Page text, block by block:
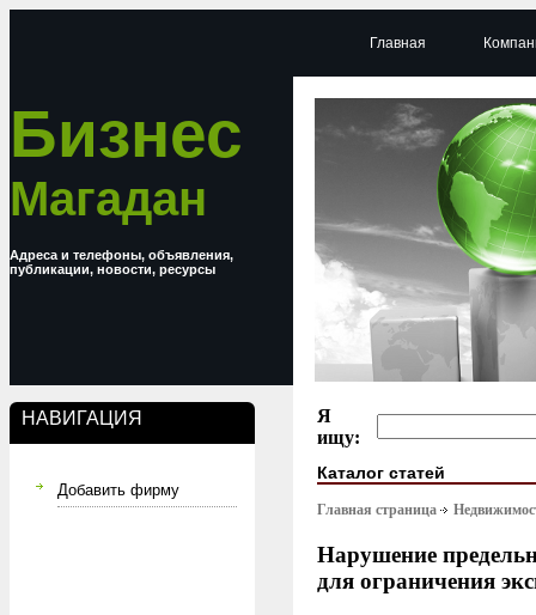
Бизнес
Магадан
Адреса и телефоны, объявления,
публикации, новости, ресурсы
НАВИГАЦИЯ
Добавить фирму
Главная
Я
ищу:
Каталог статей
Главная страница
Нарушение
для ограничения